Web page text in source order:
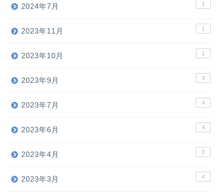
2024年7月 1
2023年11月 1
2023年10月 1
2023年9月 3
2023年7月 4
2023年6月 4
2023年4月 3
2023年3月 4